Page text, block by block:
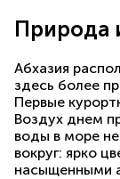
Природа
Абхазия
здесь более
Первые
Воздух днем
воды в море
вокруг: ярко
насыщенными